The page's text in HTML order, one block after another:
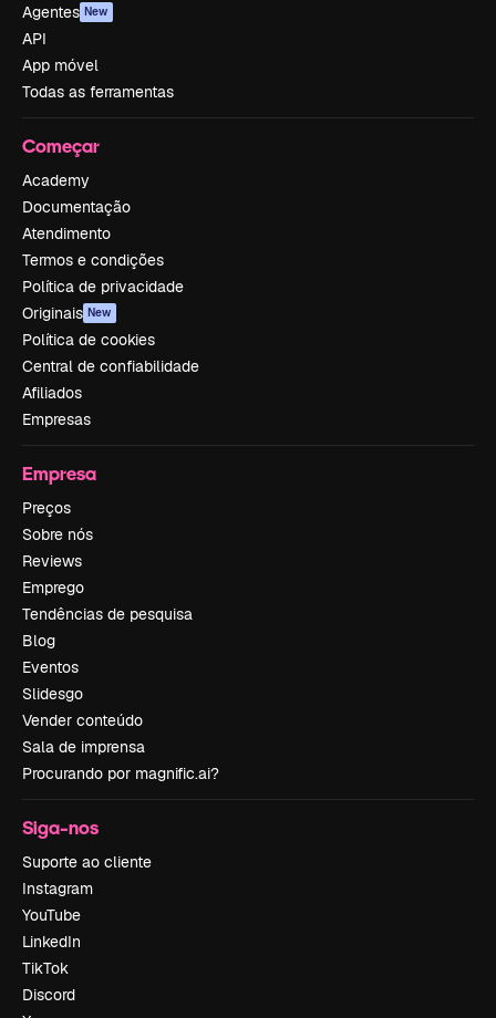
Agentes New
API
App móvel
Todas as ferramentas
Começar
Academy
Documentação
Atendimento
Termos e condições
Política de privacidade
Originais New
Política de cookies
Central de confiabilidade
Afiliados
Empresas
Empresa
Preços
Sobre nós
Reviews
Emprego
Tendências de pesquisa
Blog
Eventos
Slidesgo
Vender conteúdo
Sala de imprensa
Procurando por magnific.ai?
Siga-nos
Suporte ao cliente
Instagram
YouTube
LinkedIn
TikTok
Discord